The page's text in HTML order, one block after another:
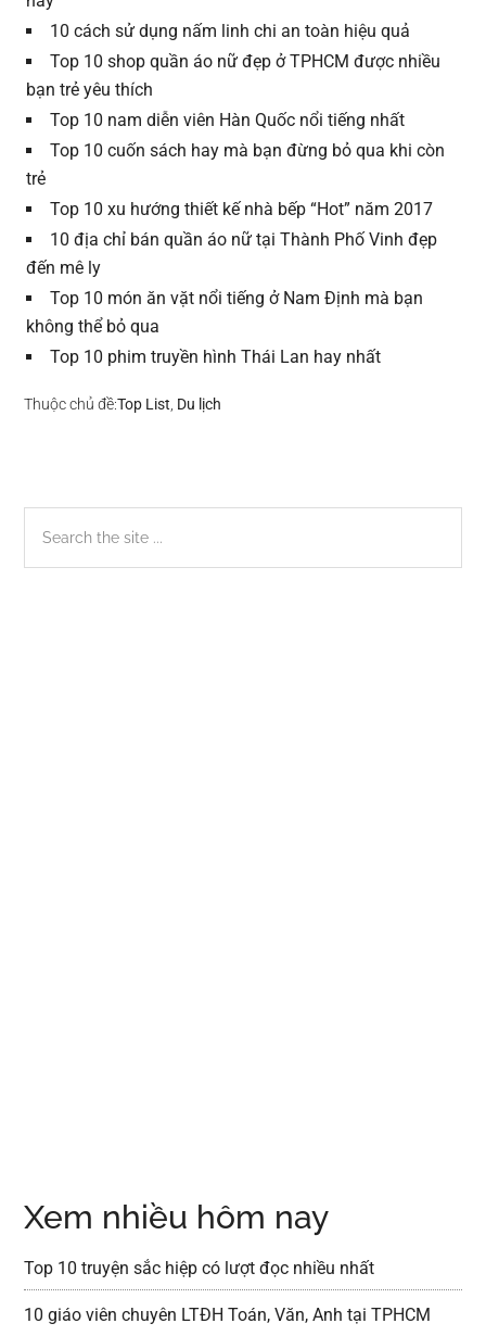
10 cách sử dụng nấm linh chi an toàn hiệu quả
Top 10 shop quần áo nữ đẹp ở TPHCM được nhiều
bạn trẻ yêu thích
Top 10 nam diễn viên Hàn Quốc nổi tiếng nhất
Top 10 cuốn sách hay mà bạn đừng bỏ qua khi còn
trẻ
Top 10 xu hướng thiết kế nhà bếp “Hot” năm 2017
10 địa chỉ bán quần áo nữ tại Thành Phố Vinh đẹp
đến mê ly
Top 10 món ăn vặt nổi tiếng ở Nam Định mà bạn
không thể bỏ qua
Top 10 phim truyền hình Thái Lan hay nhất
Thuộc chủ đề:Top List Du lịch
Sidebar
chính
the
Xem nhiều hôm nay
Top 10 truyện sắc hiệp có lượt đọc nhiều nhất
10 giáo viên chuyên LTĐH Toán, Văn, Anh tại TPHCM